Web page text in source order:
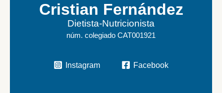
Cristian Fernández
Dietista-Nutricionista
núm. colegiado CAT001921
Instagram Facebook